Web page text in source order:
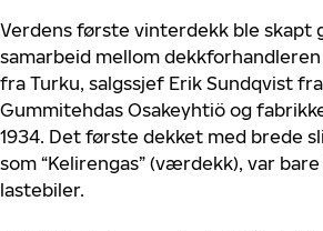
Verdens første vinterdekk ble skapt
samarbeid mellom
fra Turku, salgssjef Erik Sundqvist
Gummitehdas Osakeyhtiö og
1934. Det første dekket med brede
som “Kelirengas” (værdekk), var
lastebiler.